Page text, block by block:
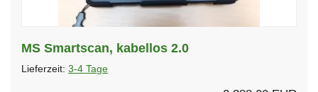
MS Smartscan, kabellos 2.0
Lieferzeit: 3-4 Tage